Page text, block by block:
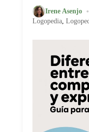
Irene Asenjo •
Logopedia,